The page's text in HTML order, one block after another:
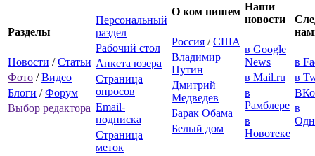
Разделы
Новости /Статьи
Фото /Видео
Блоги /Форум
Выбор редактора
Персональный
раздел
Рабочий стол
Анкета юзера
Страница
опросов
Email-
подписка
Страница
меток
О ком пишем
Россия /США
Владимир
Путин
Дмитрий
Медведев
Барак Обама
Белый дом
Наши
новости
в Google
News
в Mail.ru
в
Рамблере
в
Новотеке
в
в
в